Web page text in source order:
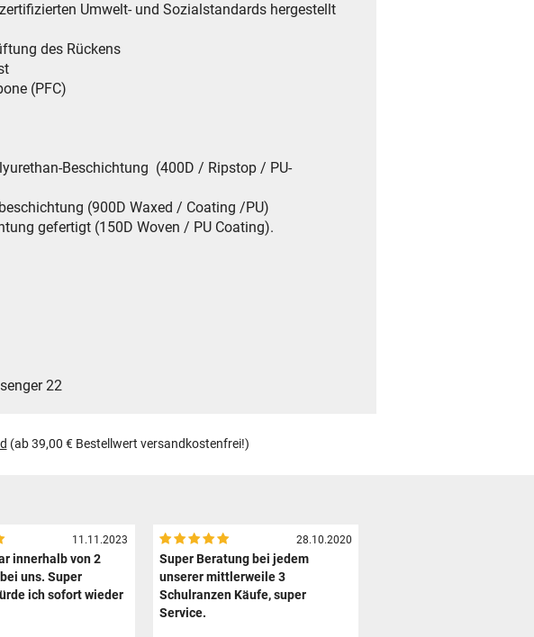
Umwelt- und Sozialstandards hergestellt
des Rückens
(PFC)
Beschichtung (400D / Ripstop / PU-
(900D Waxed / Coating /PU)
gefertigt (150D Woven / PU Coating).
22
(ab 39,00 € Bestellwert versandkostenfrei!)
11.11.2023
innerhalb von 2
uns. Super
ich sofort wieder
28.10.2020
Super Beratung bei jedem
unserer mittlerweile 3
Schulranzen Käufe, super
Service.